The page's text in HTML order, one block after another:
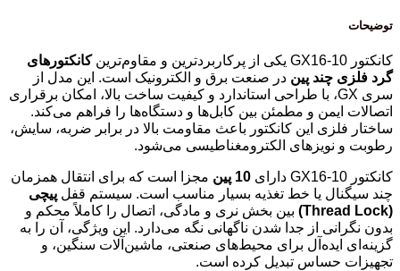
توضیحات
کانکتور GX16-10 یکی از پرکاربردترین و مقاوم‌ترین
کانکتورهای
گرد فلزی چند پین در صنعت برق و الکترونیک است. این مدل از
سری GX، با طراحی استاندارد و کیفیت ساخت بالا، امکان برقراری
اتصالات ایمن و مطمئن بین کابل‌ها و دستگاه‌ها را فراهم می‌کند.
ساختار فلزی این کانکتور باعث مقاومت بالا در برابر ضربه، سایش،
رطوبت و نویزهای الکترومغناطیسی می‌شود.
کانکتور GX16-10 دارای 10 پین
مجزا است که برای انتقال همزمان
چند سیگنال یا خط تغذیه بسیار مناسب است. سیستم قفل پیچی
(Thread Lock)
بین بخش نری و مادگی، اتصال را کاملاً محکم و
بدون نگرانی از جدا شدن ناگهانی نگه می‌دارد. این ویژگی، آن را به
گزینه‌ای ایده‌آل برای محیط‌های صنعتی، ماشین‌آلات سنگین، و
تجهیزات حساس تبدیل کرده است.